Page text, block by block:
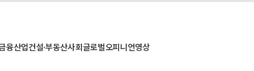
융산업건설·부동산사회글로벌오피니언영상